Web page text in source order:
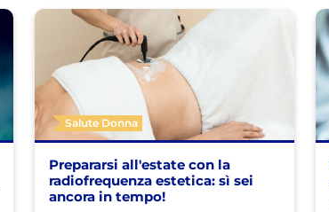
Salute Donna
Prepararsi all'estate con la
radiofrequenza estetica: sì sei
ancora in tempo!